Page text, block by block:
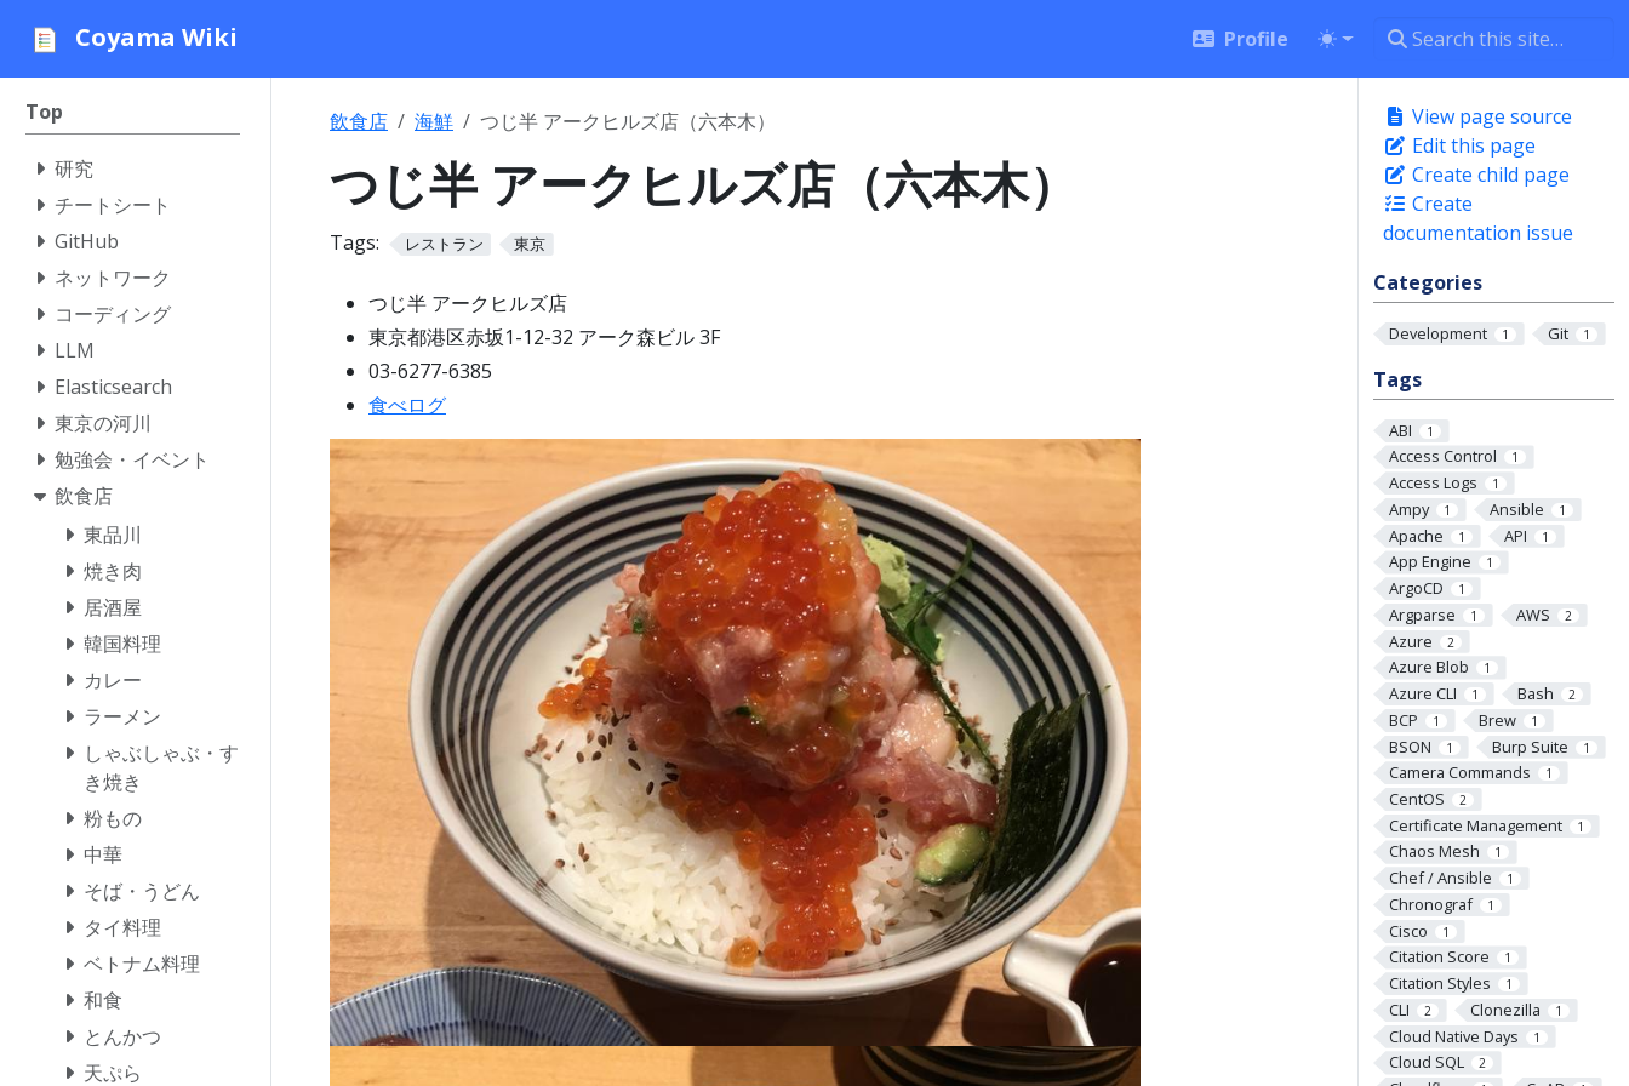
Coyama Wiki Profile
Top
研究
チートシート
GitHub
ネットワーク
コーディング
LLM
Elasticsearch
東京の河川
勉強会・イベント
飲食店
東品川
焼き肉
居酒屋
韓国料理
カレー
ラーメン
しゃぶしゃぶ・す
き焼き
粉もの
中華
そば・うどん
タイ料理
ベトナム料理
和食
とんかつ
天ぷら
View page source
Edit this page
Create child page
Create
documentation issue
Categories
Development 1 Git 1
Tags
ABI 1
Access Control 1
Access Logs 1
Ampy 1 Ansible 1
Apache 1 API 1
App Engine 1
ArgoCD 1
Argparse 1 AWS 2
Azure 2
Azure Blob 1
Azure CLI 1 Bash 2
BCP 1 Brew 1
BSON 1 Burp Suite 1
Camera Commands 1
CentOS 2
Certificate Management 1
Chaos Mesh 1
Chef / Ansible 1
Chronograf 1
Cisco 1
Citation Score 1
Citation Styles 1
CLI 2 Clonezilla 1
Cloud Native Days 1
Cloud SQL 2
飲食店 海鮮 つじ半 アークヒルズ店（六本木）
つじ半 アークヒルズ店（六本木）
Tags: レストラン 東京
つじ半 アークヒルズ店
東京都港区赤坂1-12-32 アーク森ビル 3F
03-6277-6385
食べログ